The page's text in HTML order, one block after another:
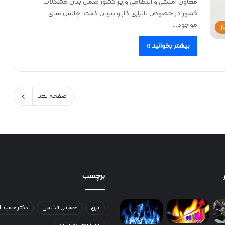
کشور در خصوص ناترازی گاز و بنزین گفت: چالش‌ های
موجود…
بیشتر بخوانید »
صفحه بعد
برچسب
برق حسین قدیمی
دکتر حمید